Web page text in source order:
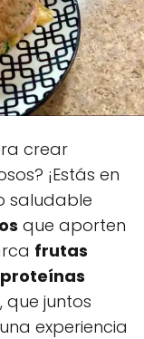
crear
¡Estás en
saludable
que aporten
frutas
proteínas
, que juntos
experiencia